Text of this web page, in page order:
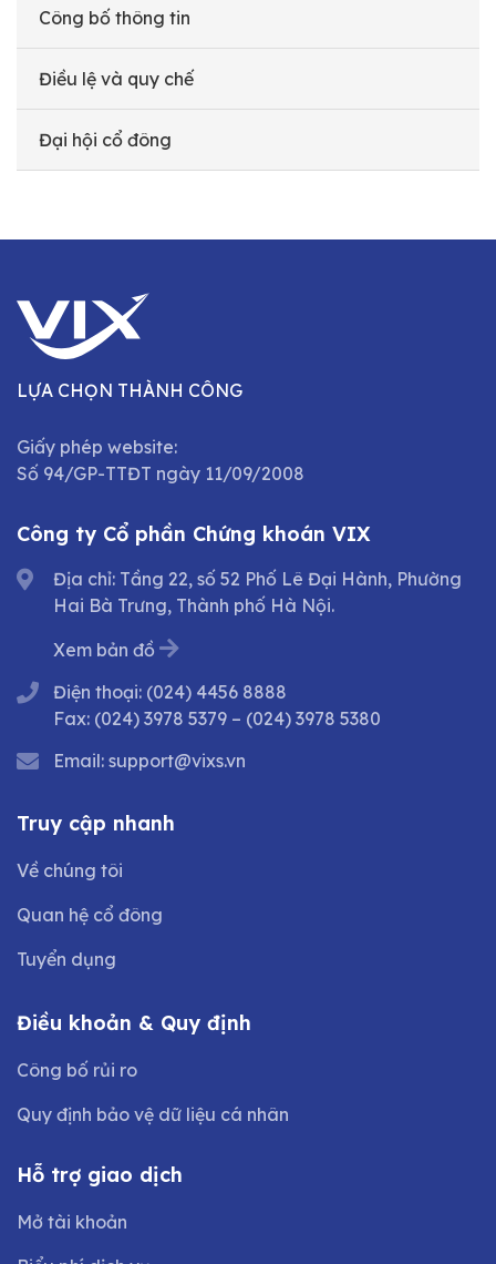
Công bố thông tin
Điều lệ và quy chế
Đại hội cổ đông
LỰA CHỌN THÀNH CÔNG
Giấy phép website:
Số 94/GP-TTĐT ngày 11/09/2008
Công ty Cổ phần Chứng khoán VIX
Địa chỉ: Tầng 22, số 52 Phố Lê Đại Hành, Phường
Hai Bà Trưng, Thành phố Hà Nội.
Xem bản đồ
Điện thoại: (024) 4456 8888
Fax: (024) 3978 5379 – (024) 3978 5380
Email: support@vixs.vn
Truy cập nhanh
Về chúng tôi
Quan hệ cổ đông
Tuyển dụng
Điều khoản & Quy định
Công bố rủi ro
Quy định bảo vệ dữ liệu cá nhân
Hỗ trợ giao dịch
Mở tài khoản